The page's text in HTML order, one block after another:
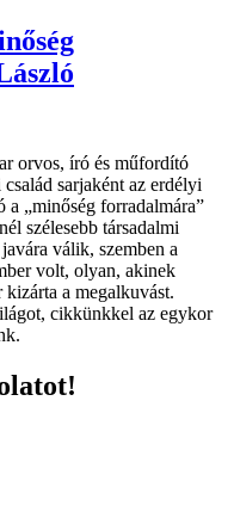
orvos, író és műfordító
sarjaként az erdélyi
„minőség forradalmára”
szélesebb társadalmi
válik, szemben a
volt, olyan, akinek
kizárta a megalkuvást.
cikkünkkel az egykor